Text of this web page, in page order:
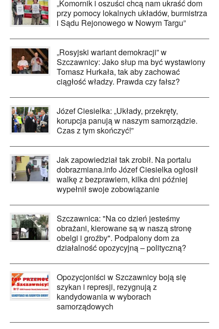
„Komornik i oszuści chcą nam ukraść dom
przy pomocy lokalnych układów, burmistrza
i Sądu Rejonowego w Nowym Targu”
„Rosyjski wariant demokracji” w
Szczawnicy: Jako słup ma być wystawiony
Tomasz Hurkała, tak aby zachować
ciągłość władzy. Prawda czy fałsz?
Józef Ciesielka: „Układy, przekręty,
korupcja panują w naszym samorządzie.
Czas z tym skończyć!”
Jak zapowiedział tak zrobił. Na portalu
dobrazmiana.info Józef Ciesielka ogłosił
walkę z bezprawiem, kilka dni później
wypełnił swoje zobowiązanie
Szczawnica: "Na co dzień jesteśmy
obrażani, kierowane są w naszą stronę
obelgi i groźby". Podpalony dom za
działalność opozycyjną – polityczną?
Opozycjoniści w Szczawnicy boją się
szykan i represji, rezygnują z
kandydowania w wyborach
samorządowych